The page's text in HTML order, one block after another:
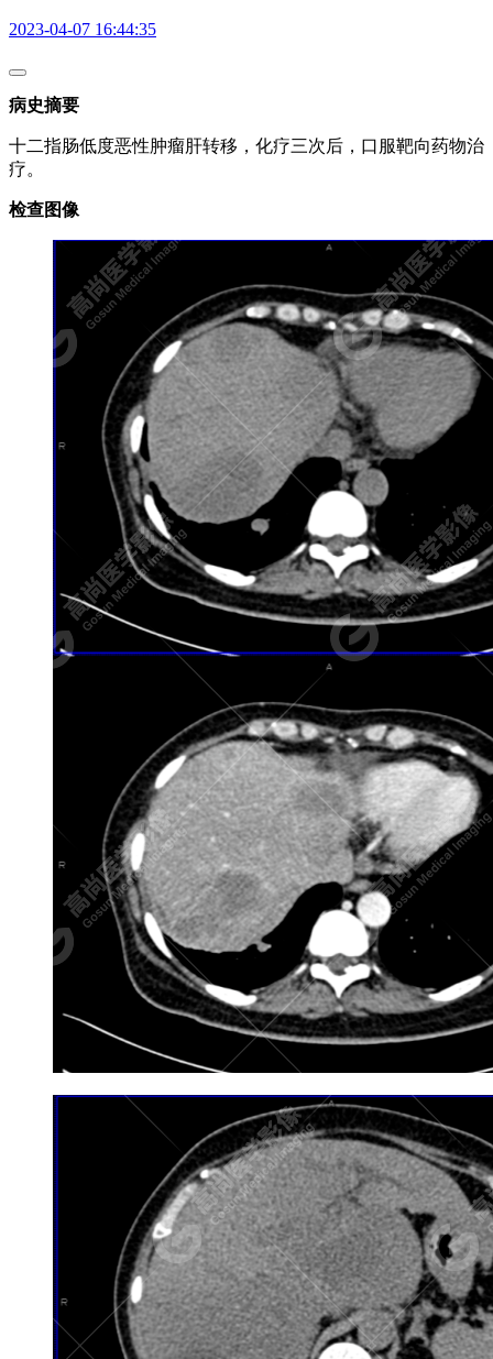
2023-04-07 16:44:35
病史摘要
十二指肠低度恶性肿瘤肝转移，化疗三次后，口服靶向药物治
疗。
检查图像